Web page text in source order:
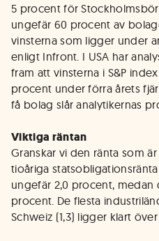
5 procent för
ungefär 60 procent av
vinsterna som ligger under
enligt Infront. I USA har
fram att vinsterna i S&P
procent under förra årets
få bolag slår analytikernas
Viktiga räntan
Granskar vi den ränta som
tioåriga
ungefär 2,0 procent, medan
procent. De flesta
Schweiz (1,3) ligger klart